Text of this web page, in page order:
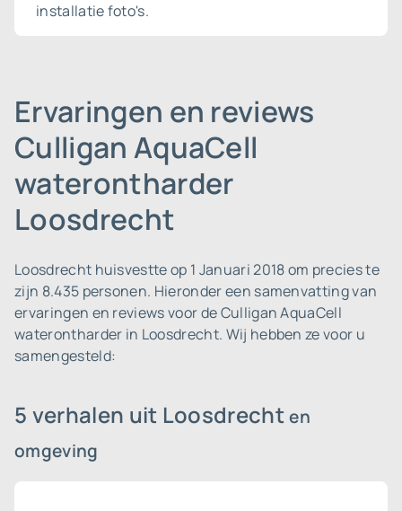
installatie foto's.
Ervaringen en reviews
Culligan AquaCell
waterontharder
Loosdrecht
Loosdrecht huisvestte op 1 Januari 2018 om precies te
zijn 8.435 personen. Hieronder een samenvatting van
ervaringen en reviews voor de Culligan AquaCell
waterontharder in Loosdrecht. Wij hebben ze voor u
samengesteld:
5 verhalen uit Loosdrechten
omgeving